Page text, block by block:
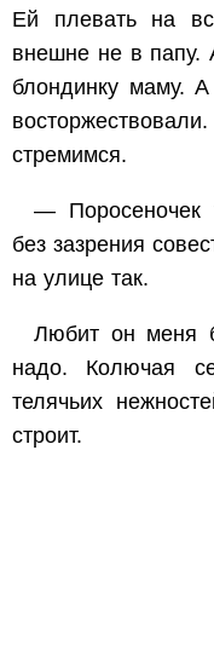
Ей плевать на
внешне не в папу.
блондинку маму.
стремимся.
—
без зазрения
на улице так.
Любит он меня
надо. Колючая
телячьих
строит.